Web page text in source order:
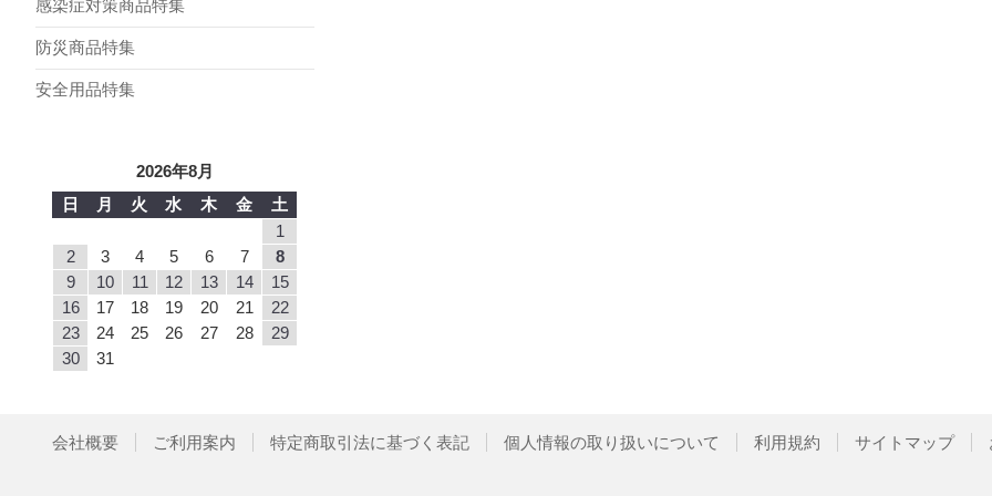
感染症対策商品特集
防災商品特集
安全用品特集
2026年8月
日
月 火 水 木 金
土
1
2
3 4 5 6 7
8
9
10 11 12 13 14
15
16
17 18 19 20 21
22
23
24 25 26 27 28
29
30
31
会社概要 ご利用案内 特定商取引法に基づく表記 個人情報の取り扱いについて 利用規約 サイトマップ